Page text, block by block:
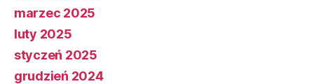
marzec 2025
luty 2025
styczeń 2025
grudzień 2024